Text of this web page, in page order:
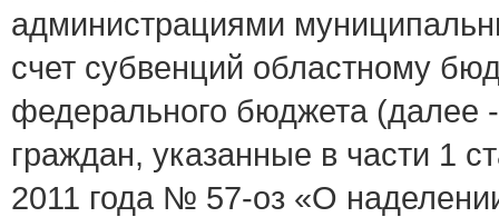
администрациями
счет субвенций областному
федерального бюджета (далее
граждан, указанные в части 1
2011 года № 57-оз «О